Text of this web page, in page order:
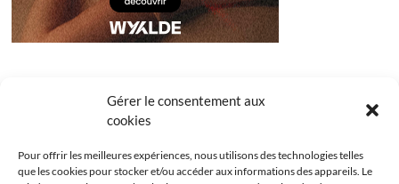
Gérer le consentement aux
cookies
Pour offrir les meilleures expériences, nous utilisons des technologies telles
que les cookies pour stocker et/ou accéder aux informations des appareils. Le